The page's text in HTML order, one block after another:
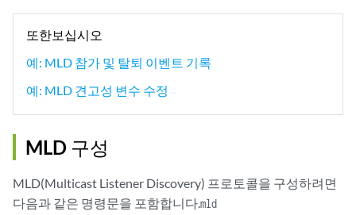
또한보십시오
예: MLD 참가 및 탈퇴 이벤트 기록
예: MLD 견고성 변수 수정
MLD 구성
MLD(Multicast Listener Discovery) 프로토콜을 구성하려면
다음과 같은 명령문을 포함합니다.mld